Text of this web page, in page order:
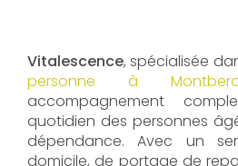
Vitalescence, spécialisée
personne à
accompagnement
quotidien des personnes
dépendance. Avec un
domicile, de portage de